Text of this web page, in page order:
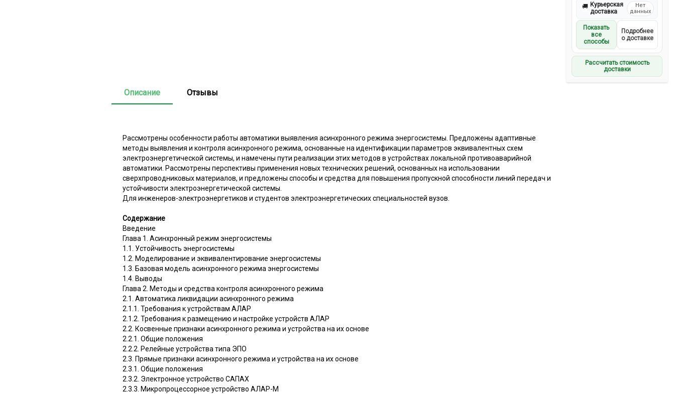
🚚 Курьерская
доставка
Нет
данных
Показать
все
способы
Подробнее
о доставке
Рассчитать стоимость
доставки
Описание Отзывы
Рассмотрены особенности работы автоматики выявления асинхронного режима энергосистемы. Предложены адаптивные
методы выявления и контроля асинхронного режима, основанные на идентификации параметров эквивалентных схем
электроэнергетической системы, и намечены пути реализации этих методов в устройствах локальной противоаварийной
автоматики. Рассмотрены перспективы применения новых технических решений, основанных на использовании
сверхпроводниковых материалов, и предложены способы и средства для повышения пропускной способности линий передач и
устойчивости электроэнергетической системы.
Для инженеров-электроэнергетиков и студентов электроэнергетических специальностей вузов.
Содержание
Введение
Глава 1. Асинхронный режим энергосистемы
1.1. Устойчивость энергосистемы
1.2. Моделирование и эквивалентирование энергосистемы
1.3. Базовая модель асинхронного режима энергосистемы
1.4. Выводы
Глава 2. Методы и средства контроля асинхронного режима
2.1. Автоматика ликвидации асинхронного режима
2.1.1. Требования к устройствам АЛАР
2.1.2. Требования к размещению и настройке устройств АЛАР
2.2. Косвенные признаки асинхронного режима и устройства на их основе
2.2.1. Общие положения
2.2.2. Релейные устройства типа ЭПО
2.3. Прямые признаки асинхронного режима и устройства на их основе
2.3.1. Общие положения
2.3.2. Электронное устройство САПАХ
2.3.3. Микропроцессорное устройство АЛАР-М